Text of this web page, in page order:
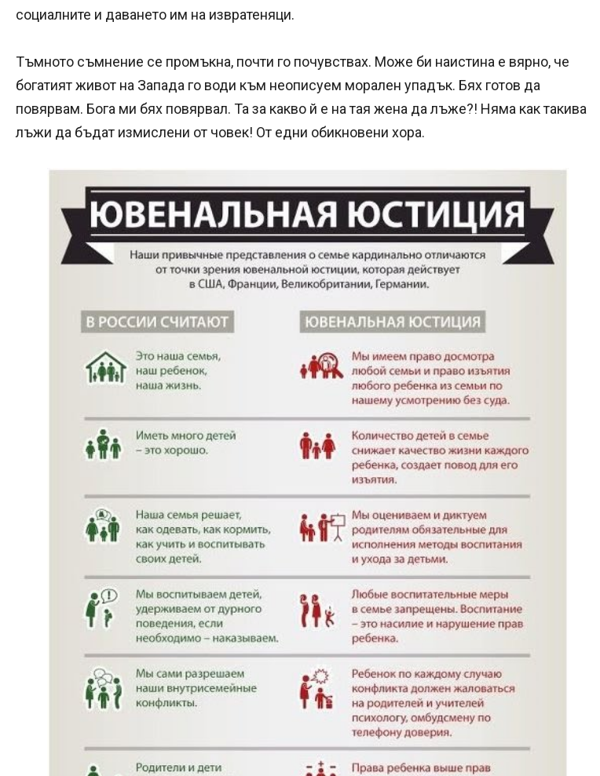
социалните и даването им на извратеняци.
Тъмното съмнение се промъкна, почти го почувствах. Може би наистина е вярно, че
богатият живот на Запада го води към неописуем морален упадък. Бях готов да
повярвам. Бога ми бях повярвал. Та за какво й е на тая жена да лъже?! Няма как такива
лъжи да бъдат измислени от човек! От едни обикновени хора.